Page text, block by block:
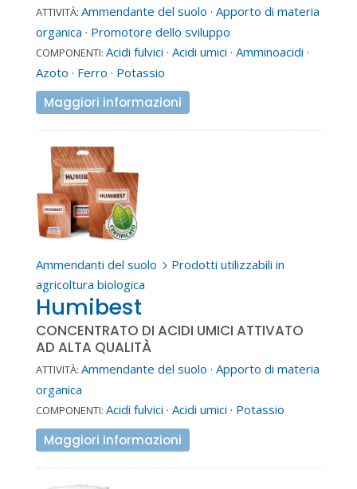
ATTIVITÀ: Ammendante del suolo · Apporto di materia
organica · Promotore dello sviluppo
COMPONENTI: Acidi fulvici · Acidi umici · Amminoacidi ·
Azoto · Ferro · Potassio
Maggiori informazioni
Ammendanti del suolo 5 Prodotti utilizzabili in
agricoltura biologica
Humibest
CONCENTRATO DI ACIDI UMICI ATTIVATO
AD ALTA QUALITÀ
ATTIVITÀ: Ammendante del suolo · Apporto di materia
organica
COMPONENTI: Acidi fulvici · Acidi umici · Potassio
Maggiori informazioni